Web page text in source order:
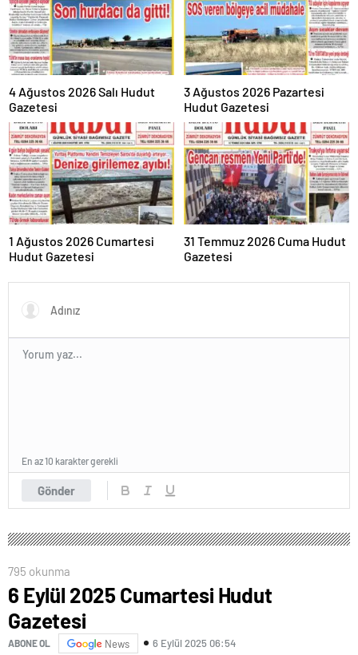
4 Ağustos 2026 Salı Hudut
Gazetesi
3 Ağustos 2026 Pazartesi
Hudut Gazetesi
1 Ağustos 2026 Cumartesi
Hudut Gazetesi
31 Temmuz 2026 Cuma Hudut
Gazetesi
Gönder
En az 10 karakter gerekli
795 okunma
6 Eylül 2025 Cumartesi Hudut
Gazetesi
ABONE OL News 6 Eylül 2025 06:54